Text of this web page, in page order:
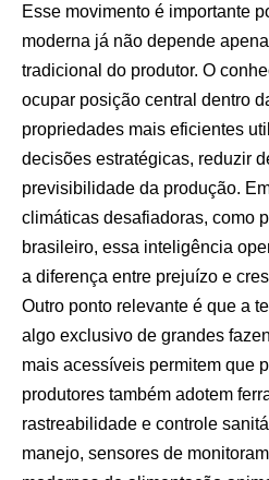
Esse movimento é importante
moderna já não depende
tradicional do produtor. O
ocupar posição central dentro
propriedades mais eficientes
decisões estratégicas, reduzir
previsibilidade da produção.
climáticas desafiadoras, como
brasileiro, essa inteligência
a diferença entre prejuízo e
Outro ponto relevante é que a
algo exclusivo de grandes
mais acessíveis permitem que
produtores também adotem
rastreabilidade e controle
manejo, sensores de